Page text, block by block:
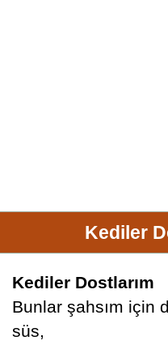
Kediler
Kediler Dostlarım
Bunlar şahsım için
süs,